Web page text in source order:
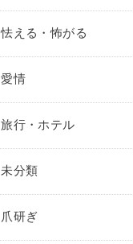
怯える・怖がる
愛情
旅行・ホテル
未分類
爪研ぎ